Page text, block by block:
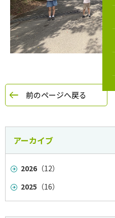
前のページへ戻る
アーカイブ
2026 （12）
2025 （16）